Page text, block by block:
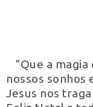
"Que a
nossos sonhos
Jesus nos